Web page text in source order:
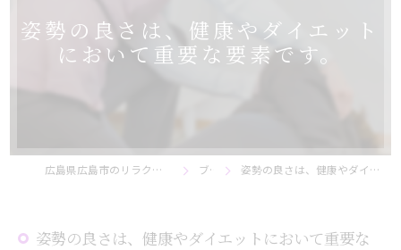
姿勢の良さは、健康やダイエット
において重要な要素です。
広島県広島市のリラクゼーションなら美骨サロン恵み ブログ 姿勢の良さは、健康やダイエットにおいて重要な要素です。
姿勢の良さは、健康やダイエットにおいて重要な